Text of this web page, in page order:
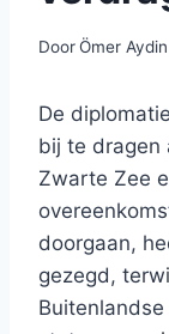
DoorÖmer Aydin
De
bij te dragen
Zwarte Zee
doorgaan,
gezegd,